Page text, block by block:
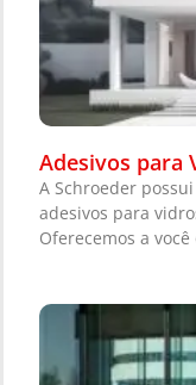
Adesivos para
A Schroeder
adesivos para
Oferecemos a